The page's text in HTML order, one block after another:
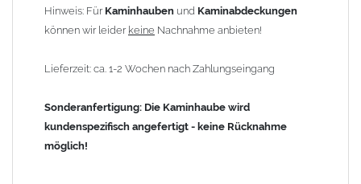
Hinweis: Für Kaminhauben und Kaminabdeckungen
können wir leider keine Nachnahme anbieten!
Lieferzeit: ca. 1-2 Wochen nach Zahlungseingang
Sonderanfertigung: Die Kaminhaube wird
kundenspezifisch angefertigt - keine Rücknahme
möglich!